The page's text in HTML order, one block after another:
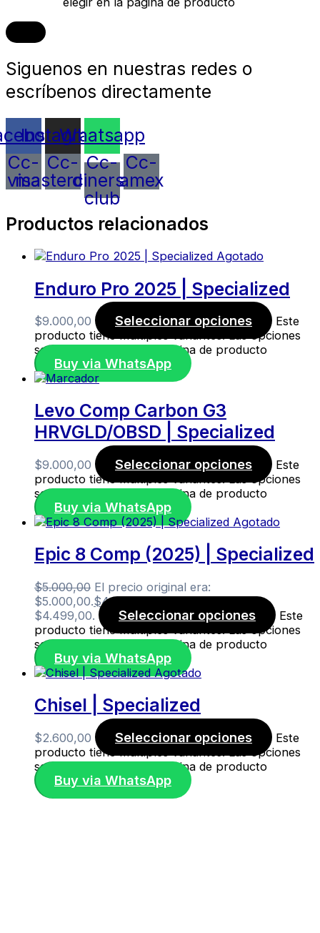
Siguenos en nuestras redes o
escríbenos directamente
Instagram
Whatsapp
Cc-
visa
Cc-
mastercard
Cc-
diners-
club
Cc-
amex
Productos relacionados
Agotado
Enduro Pro 2025 | Specialized
$9.000,00 Seleccionar opciones
Este
producto tiene múltiples variantes. Las opciones
se pueden elegir en la página de producto
Buy via WhatsApp
Levo Comp Carbon G3
HRVGLD/OBSD | Specialized
$9.000,00 Seleccionar opciones
Este
producto tiene múltiples variantes. Las opciones
se pueden elegir en la página de producto
Buy via WhatsApp
Agotado
Epic 8 Comp (2025) | Specialized
$5.000,00 El precio original era:
$5.000,00.$4.499,00El precio actual es:
$4.499,00.
Seleccionar opciones
Este
producto tiene múltiples variantes. Las opciones
se pueden elegir en la página de producto
Buy via WhatsApp
Agotado
Chisel | Specialized
$2.600,00 Seleccionar opciones
Este
producto tiene múltiples variantes. Las opciones
se pueden elegir en la página de producto
Buy via WhatsApp